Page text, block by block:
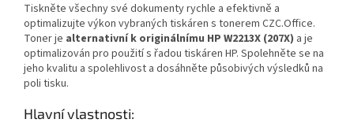
Tiskněte všechny své dokumenty rychle a efektivně a
optimalizujte výkon vybraných tiskáren s tonerem CZC.Office.
Toner je alternativní k originálnímu HP W2213X (207X) a je
optimalizován pro použití s řadou tiskáren HP. Spolehněte se na
jeho kvalitu a spolehlivost a dosáhněte působivých výsledků na
poli tisku.
Hlavní vlastnosti: